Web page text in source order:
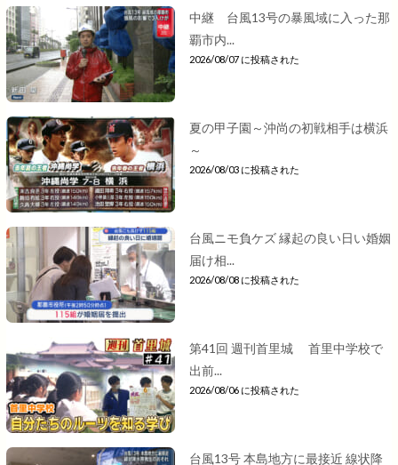
中継 台風13号の暴風域に入った那
覇市内...
2026/08/07 に投稿された
夏の甲子園～沖尚の初戦相手は横浜
～
2026/08/03 に投稿された
台風ニモ負ケズ 縁起の良い日い婚姻
届け相...
2026/08/08 に投稿された
第41回 週刊首里城 首里中学校で
出前...
2026/08/06 に投稿された
台風13号 本島地方に最接近 線状降